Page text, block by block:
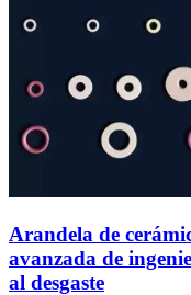
Arandela de
avanzada de
al desgaste